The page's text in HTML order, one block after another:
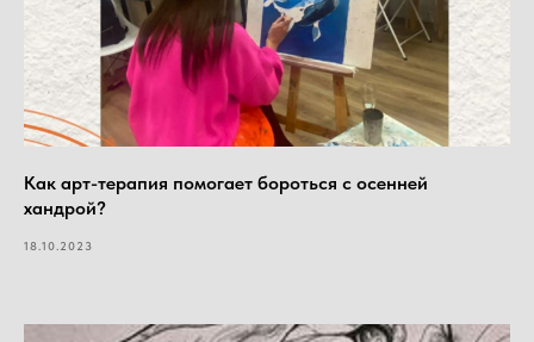
Как арт-терапия помогает бороться с осенней
хандрой?
18.10.2023